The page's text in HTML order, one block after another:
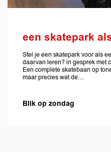
een skatepark
Stel je een skatepark voor als
daarvan leren? in gesprek met
Een complete skatebaan op
maar precies wat de…
Blik op zondag